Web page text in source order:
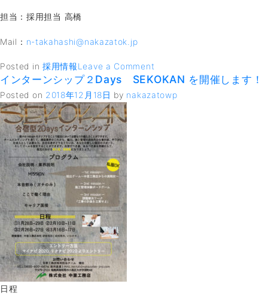
担当：採用担当 高橋
Mail： n-takahashi@nakazatok.jp
Posted in 採用情報Leave a Comment
イ
ン
インターンシップ２Days SEKOKAN を開催します！
Posted on 2018年12月18日 by nakazatowp
日程